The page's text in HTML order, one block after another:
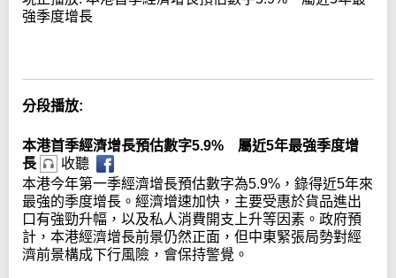
強季度增長
分段播放:
本港首季經濟增長預估數字5.9% 屬近5年最強季度增
長
收聽
本港今年第一季經濟增長預估數字為5.9%，錄得近5年來
最強的季度增長。經濟增速加快，主要受惠於貨品進出
口有強勁升幅，以及私人消費開支上升等因素。政府預
計，本港經濟增長前景仍然正面，但中東緊張局勢對經
濟前景構成下行風險，會保持警覺。